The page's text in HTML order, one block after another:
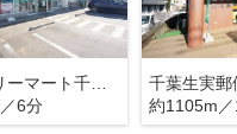
ファミリーマート千葉生実町店
6分
千葉生実郵
約1105m